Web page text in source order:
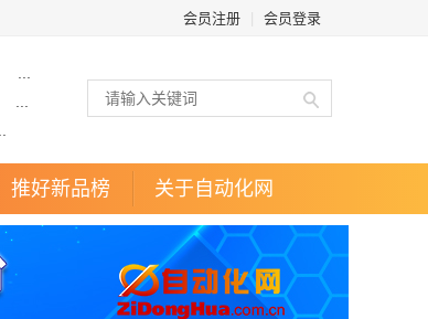
会员注册 会员登录
推好新品榜 关于自动化网